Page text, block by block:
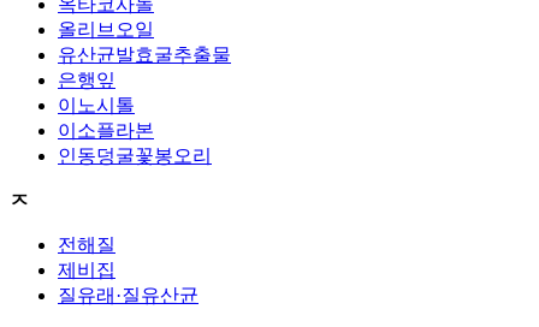
올리브오일
유산균발효굴추출물
은행잎
이노시톨
이소플라본
인동덩굴꽃봉오리
ㅈ
전해질
제비집
질유래·질유산균